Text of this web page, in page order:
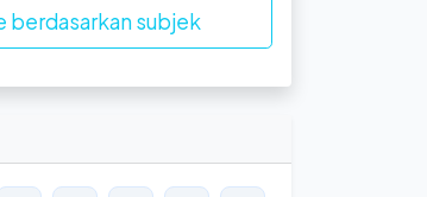
berdasarkan subjek